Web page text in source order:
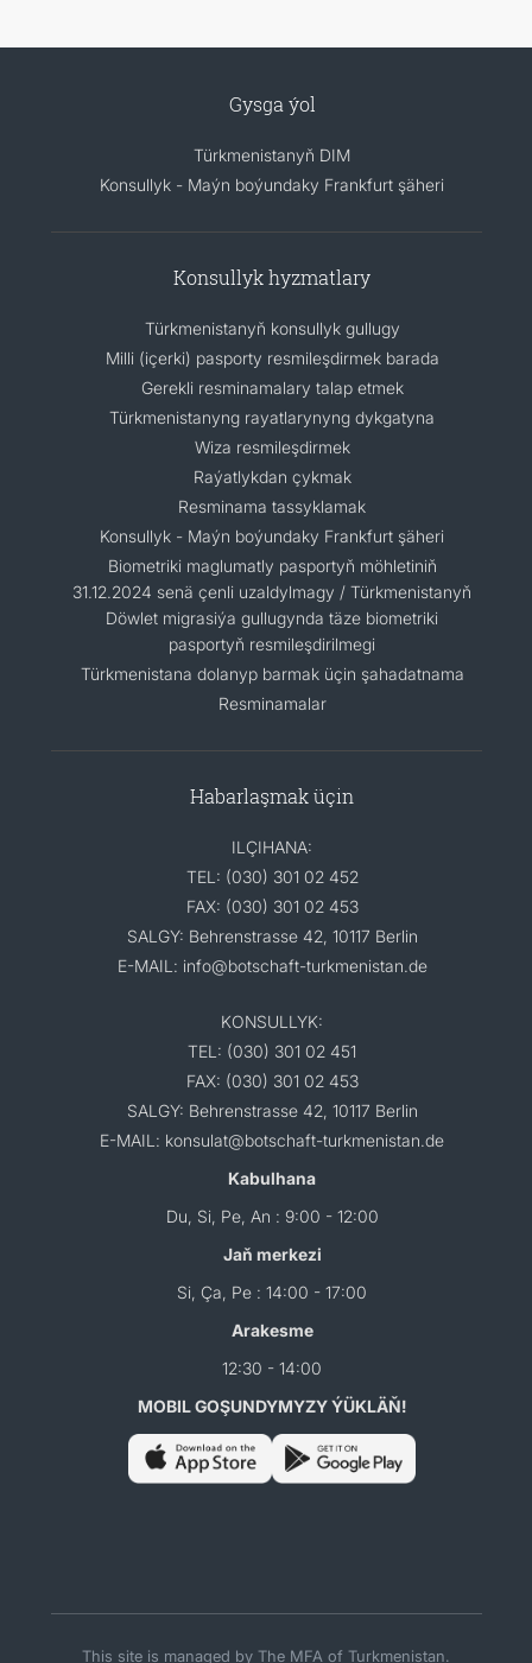
Gysga ýol
Türkmenistanyň DIM
Konsullyk - Maýn boýundaky Frankfurt şäheri
Konsullyk hyzmatlary
Türkmenistanyň konsullyk gullugy
Milli (içerki) pasporty resmileşdirmek barada
Gerekli resminamalary talap etmek
Türkmenistanyng rayatlarynyng dykgatyna
Wiza resmileşdirmek
Raýatlykdan çykmak
Resminama tassyklamak
Konsullyk - Maýn boýundaky Frankfurt şäheri
Biometriki maglumatly pasportyň möhletiniň
31.12.2024 senä çenli uzaldylmagy / Türkmenistanyň
Döwlet migrasiýa gullugynda täze biometriki
pasportyň resmileşdirilmegi
Türkmenistana dolanyp barmak üçin şahadatnama
Resminamalar
Habarlaşmak üçin
ILÇIHANA:
TEL: (030) 301 02 452
FAX: (030) 301 02 453
SALGY: Behrenstrasse 42, 10117 Berlin
E-MAIL: info@botschaft-turkmenistan.de
KONSULLYK:
TEL: (030) 301 02 451
FAX: (030) 301 02 453
SALGY: Behrenstrasse 42, 10117 Berlin
E-MAIL: konsulat@botschaft-turkmenistan.de
Kabulhana
Du, Si, Pe, An : 9:00 - 12:00
Jaň merkezi
Si, Ça, Pe : 14:00 - 17:00
Arakesme
12:30 - 14:00
MOBIL GOŞUNDYMYZY ÝÜKLÄŇ!
This site is managed by The MFA of Turkmenistan.